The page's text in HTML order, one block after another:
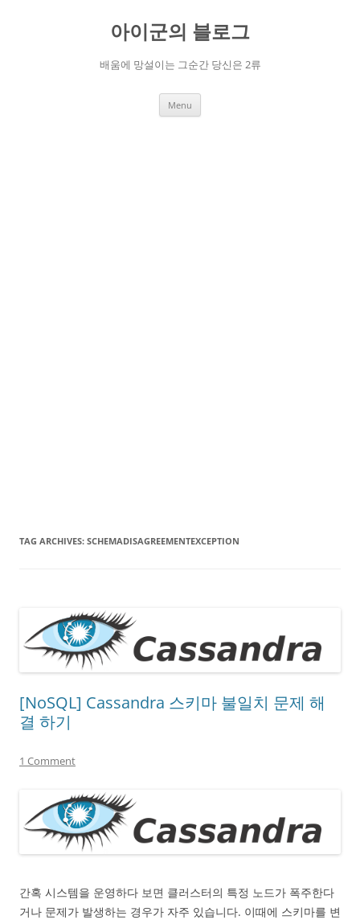
아이군의 블로그
배움에 망설이는 그순간 당신은 2류
Menu
TAG ARCHIVES: SCHEMADISAGREEMENTEXCEPTION
[NoSQL] Cassandra 스키마 불일치 문제 해
결 하기
1 Comment
간혹 시스템을 운영하다 보면 클러스터의 특정 노드가 폭주한다
거나 문제가 발생하는 경우가 자주 있습니다. 이때에 스키마를 변